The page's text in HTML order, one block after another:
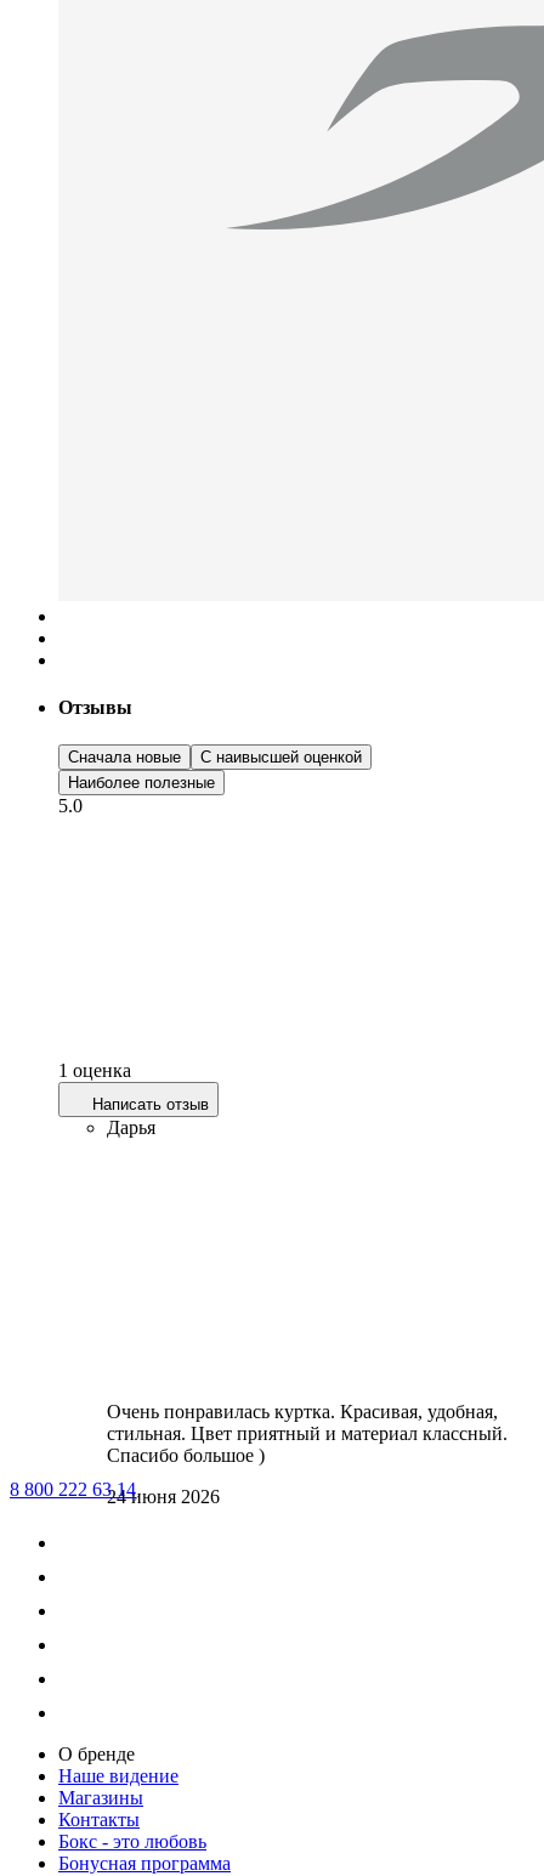
Отзывы
Сначала новые
С наивысшей оценкой
Наиболее полезные
5.0
1 оценка
Написать отзыв
Дарья
Очень понравилась куртка. Красивая, удобная,
стильная. Цвет приятный и материал классный.
Спасибо большое )
24 июня 2026
8 800 222 63 14
О бренде
Наше видение
Магазины
Контакты
Бокс - это любовь
Бонусная программа